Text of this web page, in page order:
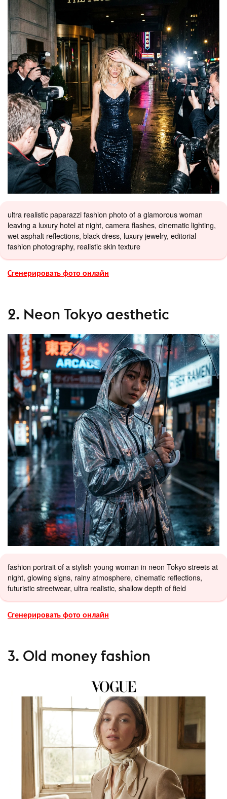
ultra realistic paparazzi fashion photo of a glamorous woman
leaving a luxury hotel at night, camera flashes, cinematic lighting,
wet asphalt reflections, black dress, luxury jewelry, editorial
fashion photography, realistic skin texture
Сгенерировать фото онлайн
2. Neon Tokyo aesthetic
fashion portrait of a stylish young woman in neon Tokyo streets at
night, glowing signs, rainy atmosphere, cinematic reflections,
futuristic streetwear, ultra realistic, shallow depth of field
Сгенерировать фото онлайн
3. Old money fashion